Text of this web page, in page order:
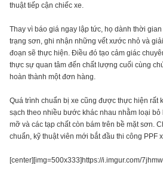
thuật tiếp cận chiếc xe.
Thay vì báo giá ngay lập tức, họ dành thời
trạng sơn, ghi nhận những vết xước nhỏ và
đoạn sẽ thực hiện. Điều đó tạo cảm giác
thực sự quan tâm đến chất lượng cuối cùng
hoàn thành một đơn hàng.
Quá trình chuẩn bị xe cũng được thực hiện rất
sạch theo nhiều bước khác nhau nhằm loại bỏ
mỡ và các tạp chất còn bám trên bề mặt sơn.
chuẩn, kỹ thuật viên mới bắt đầu thi công PPF
[center][img=500x333]https://i.imgur.com/